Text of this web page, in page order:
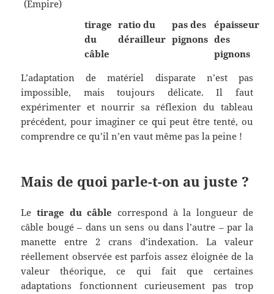
(Empire)
tirage
du
câble
ratio du
dérailleur
pas des
pignons
épaisseur
des
pignons
L’adaptation de matériel disparate n’est pas
impossible, mais toujours délicate. Il faut
expérimenter et nourrir sa réflexion du tableau
précédent, pour imaginer ce qui peut être tenté, ou
comprendre ce qu’il n’en vaut même pas la peine !
Mais de quoi parle-t-on au juste ?
Le tirage du câble correspond à la longueur de
câble bougé – dans un sens ou dans l’autre – par la
manette entre 2 crans d’indexation. La valeur
réellement observée est parfois assez éloignée de la
valeur théorique, ce qui fait que certaines
adaptations fonctionnent curieusement pas trop